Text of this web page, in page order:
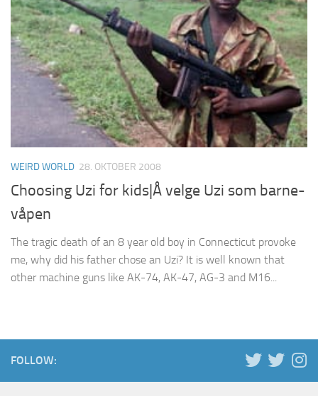
WEIRD WORLD 28. OKTOBER 2008
Choosing Uzi for kids|Å velge Uzi som barne-
våpen
The tragic death of an 8 year old boy in Connecticut provoke
me, why did his father chose an Uzi? It is well known that
other machine guns like AK-74, AK-47, AG-3 and M16...
FOLLOW: